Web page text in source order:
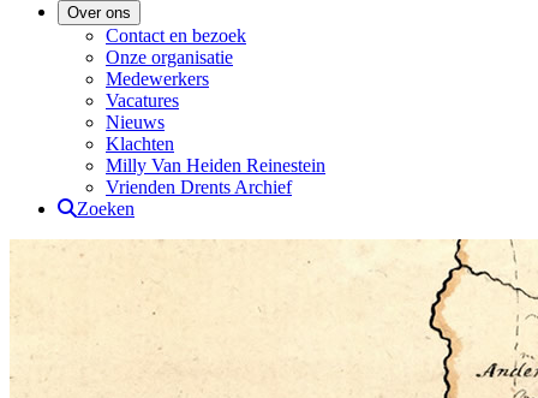
Over ons
Contact en bezoek
Onze organisatie
Medewerkers
Vacatures
Nieuws
Klachten
Milly Van Heiden Reinestein
Vrienden Drents Archief
Zoeken
Drents Archief